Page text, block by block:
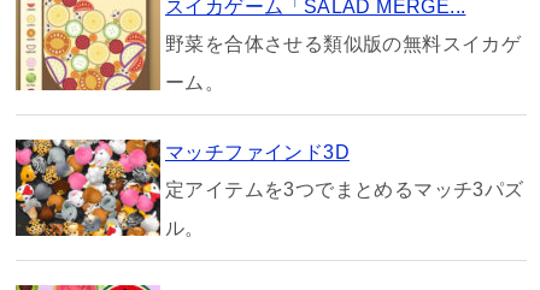
スイカゲーム「SALAD MERGE...
野菜を合体させる類似版の無料スイカゲ
ーム。
マッチファインド3D
定アイテムを3つでまとめるマッチ3パズ
ル。